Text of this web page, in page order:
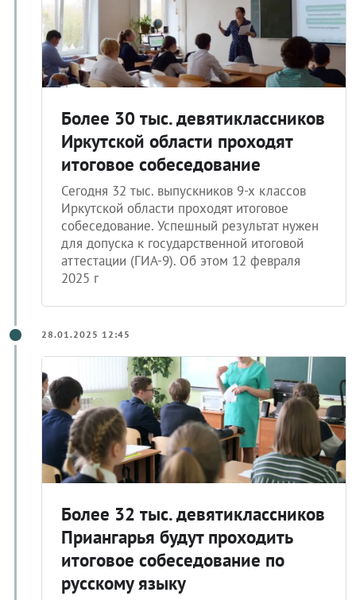
Более 30 тыс. девятиклассников
Иркутской области проходят
итоговое собеседование
Сегодня 32 тыс. выпускников 9-х классов
Иркутской области проходят итоговое
собеседование. Успешный результат нужен
для допуска к государственной итоговой
аттестации (ГИА-9). Об этом 12 февраля
2025 г
28.01.2025 12:45
Более 32 тыс. девятиклассников
Приангарья будут проходить
итоговое собеседование по
русскому языку